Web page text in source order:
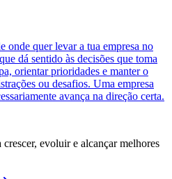
onde quer levar a tua empresa no
dá sentido às decisões que toma
orientar prioridades e manter o
ou desafios. Uma empresa
avança na direção certa.
crescer, evoluir e alcançar melhores